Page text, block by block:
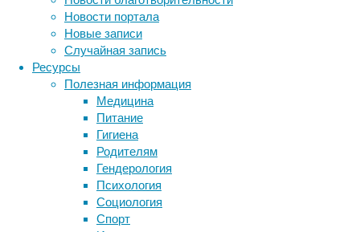
Новости портала
Новые записи
Случайная запись
Ресурсы
Полезная информация
Медицина
Питание
Гигиена
Родителям
Гендерология
Психология
Социология
Спорт
предусмотренную
для
них
социальную
помощь
—
бесплатные
обеды,
ночлег,
некоторые
выплаты.
Читать
Метки